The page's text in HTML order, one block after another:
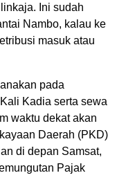
Ini sudah
Nambo, kalau ke
masuk atau
pada
Kadia serta sewa
waktu dekat akan
Daerah (PKD)
di depan Samsat,
Pajak